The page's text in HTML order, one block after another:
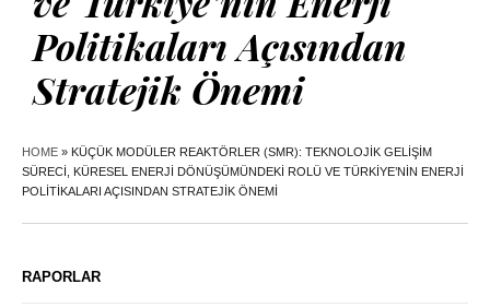
Politikaları Açısından
Stratejik Önemi
HOME » KÜÇÜK MODÜLER REAKTÖRLER (SMR): TEKNOLOJIK GELIŞIM
SÜRECI, KÜRESEL ENERJI DÖNÜŞÜMÜNDEKI ROLÜ VE TÜRKIYE’NIN ENERJI
POLITIKALARI AÇISINDAN STRATEJIK ÖNEMI
RAPORLAR